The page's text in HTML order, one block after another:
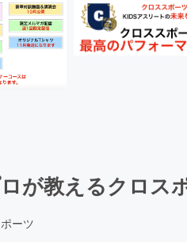
が教えるクロス
ーツ